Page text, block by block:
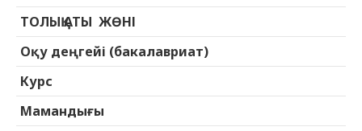
ТОЛЫҚ АТЫ ЖӨНІ
Оқу деңгейі (бакалавриат)
Курс
Мамандығы